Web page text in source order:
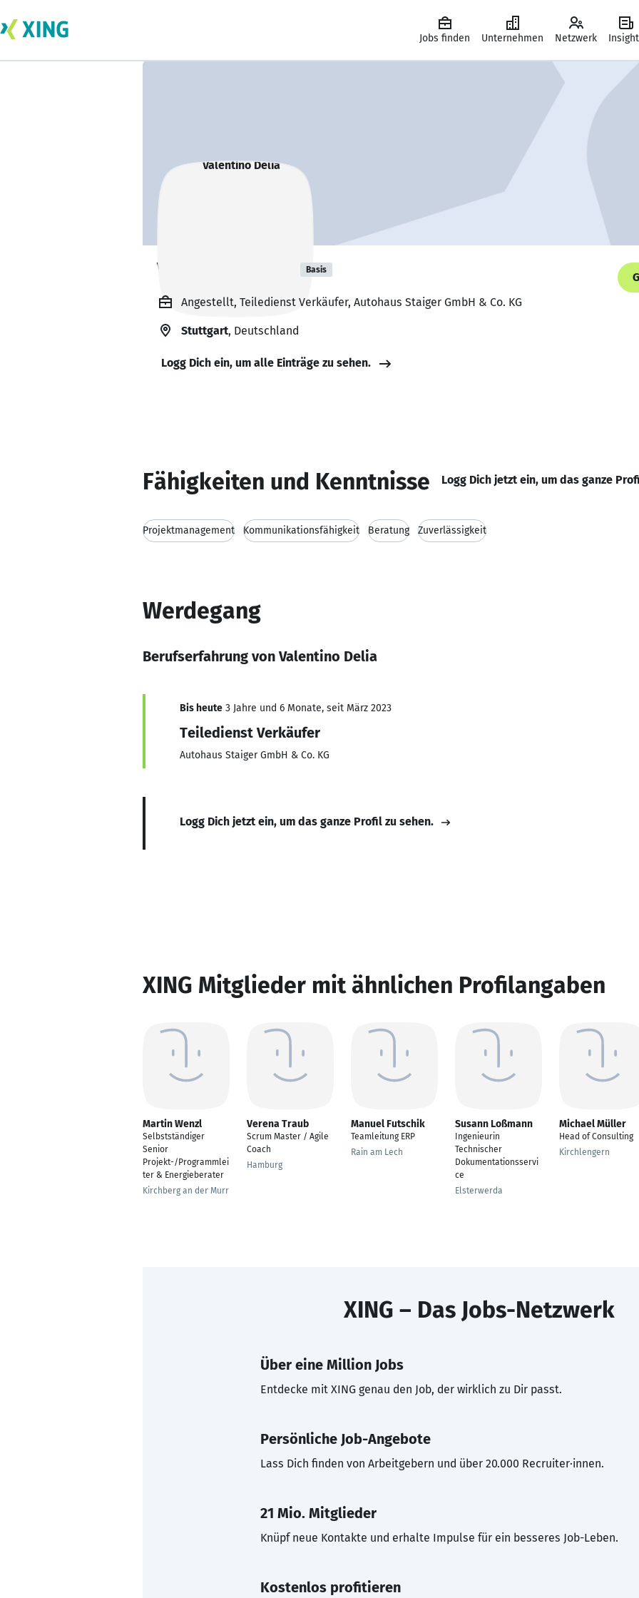
Jobs finden Unternehmen Netzwerk
Valentino Delia Basis
Angestellt, Teiledienst Verkäufer, Autohaus Staiger GmbH & Co. KG
Stuttgart, Deutschland
Logg Dich ein, um alle Einträge zu sehen.
Fähigkeiten und Kenntnisse Logg Dich jetzt ein, um das ganze
Projektmanagement Kommunikationsfähigkeit Beratung Zuverlässigkeit
Werdegang
Berufserfahrung von Valentino Delia
Bis heute 3 Jahre und 6 Monate, seit März 2023
Teiledienst Verkäufer
Autohaus Staiger GmbH & Co. KG
Logg Dich jetzt ein, um das ganze Profil zu sehen.
XING Mitglieder mit ähnlichen Profilangaben
Martin Wenzl
Selbstständiger
Senior
Projekt-/Programmlei
ter & Energieberater
Kirchberg an der Murr
Verena Traub
Scrum Master / Agile
Coach
Hamburg
Manuel Futschik
Teamleitung ERP
Rain am Lech
Susann Loßmann
Ingenieurin
Technischer
Dokumentationsservi
ce
Elsterwerda
Michael Müller
Head of Consulting
Kirchlengern
XING – Das Jobs-Netzwerk
Über eine Million Jobs
Entdecke mit XING genau den Job, der wirklich zu Dir passt.
Persönliche Job-Angebote
Lass Dich finden von Arbeitgebern und über 20.000 Recruiter·innen.
21 Mio. Mitglieder
Knüpf neue Kontakte und erhalte Impulse für ein besseres Job-Leben.
Kostenlos profitieren